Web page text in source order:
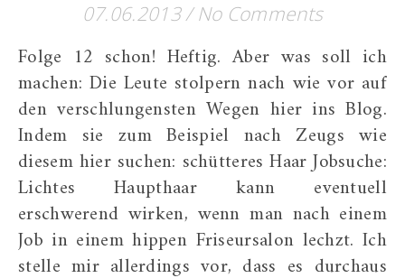
07.06.2013/ No Comments
Folge 12 schon! Heftig. Aber was soll ich
machen: Die Leute stolpern nach wie vor auf
den verschlungensten Wegen hier ins Blog.
Indem sie zum Beispiel nach Zeugs wie
diesem hier suchen: schütteres Haar Jobsuche:
Lichtes Haupthaar kann eventuell
erschwerend wirken, wenn man nach einem
Job in einem hippen Friseursalon lechzt. Ich
stelle mir allerdings vor, dass es durchaus